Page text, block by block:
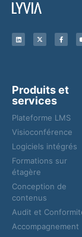
Produits et
services
Plateforme LMS
Visioconférence
Logiciels intégrés
Formations sur
étagère
Conception de
contenus
Audit et
Accompagnement